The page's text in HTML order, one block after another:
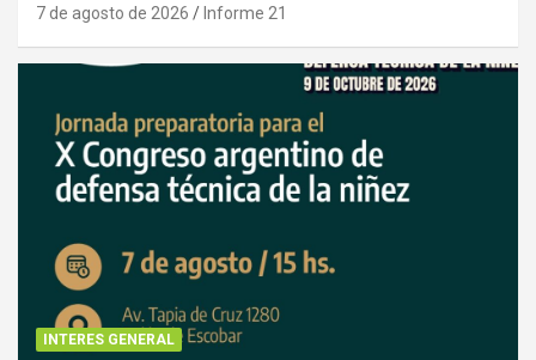
7 de agosto de 2026 Informe 21
INTERES GENERAL